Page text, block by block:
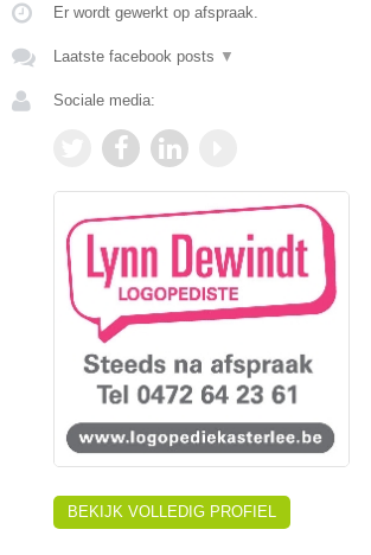
Er wordt gewerkt op afspraak.
Laatste facebook posts ▼
Sociale media:
BEKIJK VOLLEDIG PROFIEL